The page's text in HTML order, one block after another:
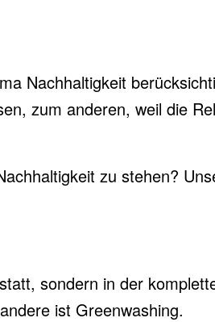
Nachhaltigkeit
zum anderen, weil die
zu stehen?
sondern in der
ist Greenwashing.